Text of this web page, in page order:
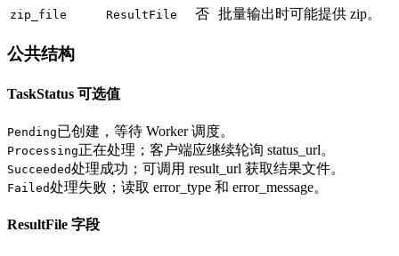
zip_file ResultFile 否 批量输出时可能提供 zip。
公共结构
TaskStatus 可选值
Pending已创建，等待 Worker 调度。
Processing正在处理；客户端应继续轮询 status_url。
Succeeded处理成功；可调用 result_url 获取结果文件。
Failed处理失败；读取 error_type 和 error_message。
ResultFile 字段